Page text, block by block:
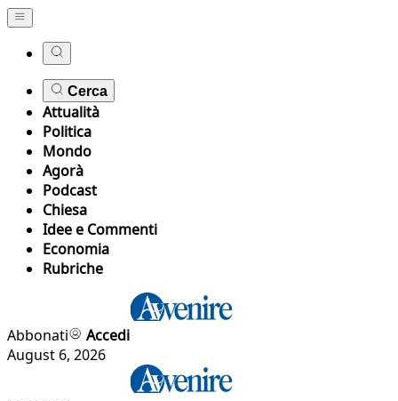
Cerca
Attualità
Politica
Mondo
Agorà
Podcast
Chiesa
Idee e Commenti
Economia
Rubriche
Abbonati
Accedi
August 6, 2026